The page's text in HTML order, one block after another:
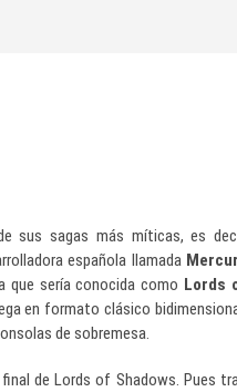
sus sagas más míticas, es
española llamada
que sería conocida como Lords
en formato clásico
de sobremesa.
de Lords of Shadows. Pues